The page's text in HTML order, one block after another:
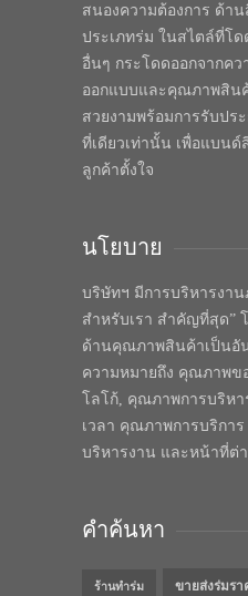
สนองความต้องการ ด้า
ประเภทร่ม ในสไตล์ที่โ
อื่นๆ กระโดดออกจากคว
ออกแบบและคุณภาพสิน
สวยงามพร้อมการรับป
ที่เดียวเท่านั้น เพื่อแบน
ลูกค้าตั้งใจ
นโยบาย
บริษัทฯ มีการบริหารงา
สำหรับเรา สำคัญที่สุด”
ด้านคุณภาพสินค้าเป็นอั
ความหมายถึง คุณภาพ
โลโก้, คุณภาพการบริหา
เวลา คุณภาพการบริกา
บริหารงาน และหน้าที่ต่
คำค้นหา
ร้านทำร่ม ขายส่งร่มรา